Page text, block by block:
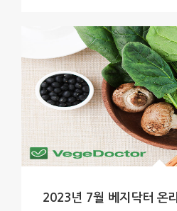
2023년 7월 베지닥터 온